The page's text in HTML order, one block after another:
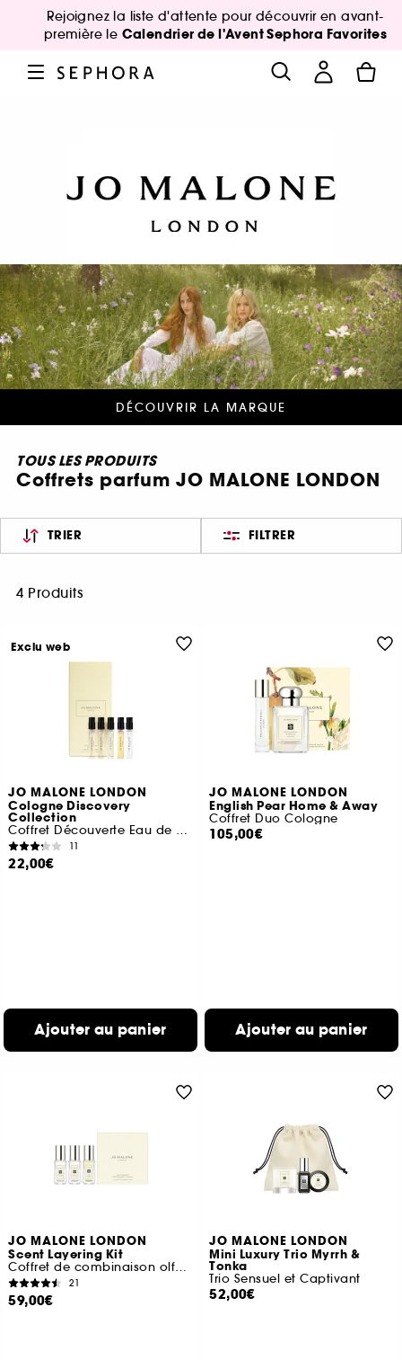
Rejoignez la liste d'attente pour découvrir en avant-
première le Calendrier de l'Avent Sephora Favorites
DÉCOUVRIR LA MARQUE
TOUS LES PRODUITS
Coffrets parfum JO MALONE LONDON
TRIER FILTRER
4 Produits
JO MALONE LONDON
Cologne Discovery
Collection
Coffret Découverte Eau de Cologne
11
22,00€
Ajouter au panier
Exclu web
JO MALONE LONDON
English Pear Home & Away
Coffret Duo Cologne
105,00€
Ajouter au panier
JO MALONE LONDON
Scent Layering Kit
Coffret de combinaison olfactive
21
59,00€
JO MALONE LONDON
Mini Luxury Trio Myrrh &
Tonka
Trio Sensuel et Captivant
52,00€